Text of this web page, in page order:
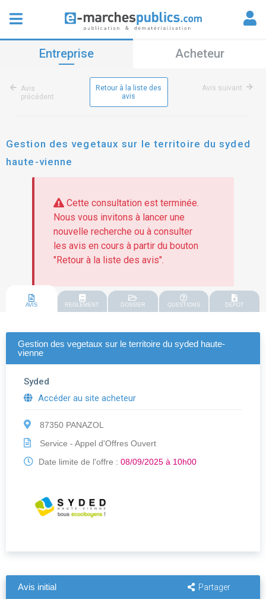
Entreprise Acheteur
Avis
précédent
Retour à la liste des
avis
Avis suivant
Gestion des vegetaux sur le territoire du syded
haute-vienne
Cette consultation est terminée.
Nous vous invitons à lancer une
nouvelle recherche ou à consulter
les avis en cours à partir du bouton
"Retour à la liste des avis".
AVIS REGLEMENT DOSSIER QUESTIONS DEPOT
Gestion des vegetaux sur le territoire du syded haute-
vienne
Syded
Accéder au site acheteur
87350 PANAZOL
Service - Appel d'Offres Ouvert
Date limite de l'offre : 08/09/2025 à 10h00
Avis initial Partager